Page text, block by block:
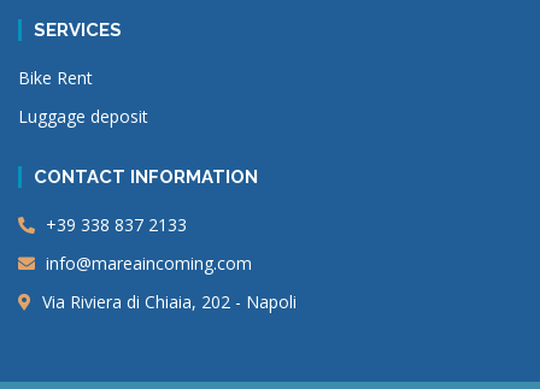
SERVICES
Bike Rent
Luggage deposit
CONTACT INFORMATION
+39 338 837 2133
info@mareaincoming.com
Via Riviera di Chiaia, 202 - Napoli